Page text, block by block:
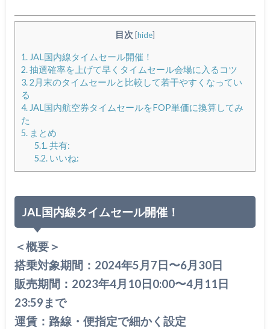
目次 [hide]
1.JAL国内線タイムセール開催！
2.抽選確率を上げて早くタイムセール会場に入るコツ
3.2月末のタイムセールと比較して若干やすくなってい
る
4.JAL国内航空券タイムセールをFOP単価に換算してみ
た
5.まとめ
5.1.共有:
5.2.いいね:
JAL国内線タイムセール開催！
＜概要＞
搭乗対象期間：2024年5月7日〜6月30日
販売期間：2023年4月10日0:00〜4月11日
23:59まで
運賃：路線・便指定で細かく設定